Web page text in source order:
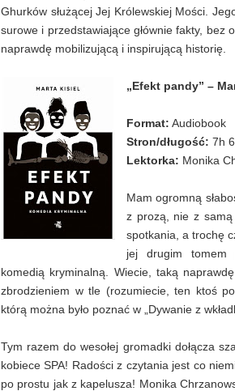
Ghurków służącej Jej Królewskiej Mości.
surowe i przedstawiające głównie fakty,
naprawdę mobilizującą i inspirującą historię.
„Efekt pandy” –
Format: Audiobook
Stron/długość: 7h
Lektorka: Monika
Mam ogromną
z prozą, nie z
spotkania, a trochę
jej drugim tomem
komedią kryminalną. Wiecie, taką
zbrodzieniem w tle (rozumiecie, ten ktoś
którą można było poznać w „Dywanie z
Tym razem do wesołej gromadki dołącza
kobiece SPA! Radości z czytania jest co
po prostu jak z kapelusza! Monika